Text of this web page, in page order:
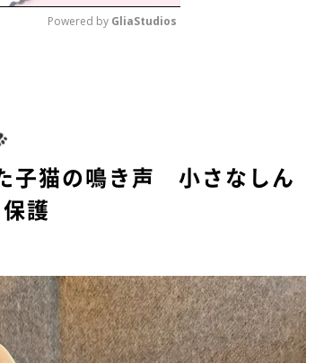
Powered by GliaStudios
子猫の鳴き声 小さなしん
護